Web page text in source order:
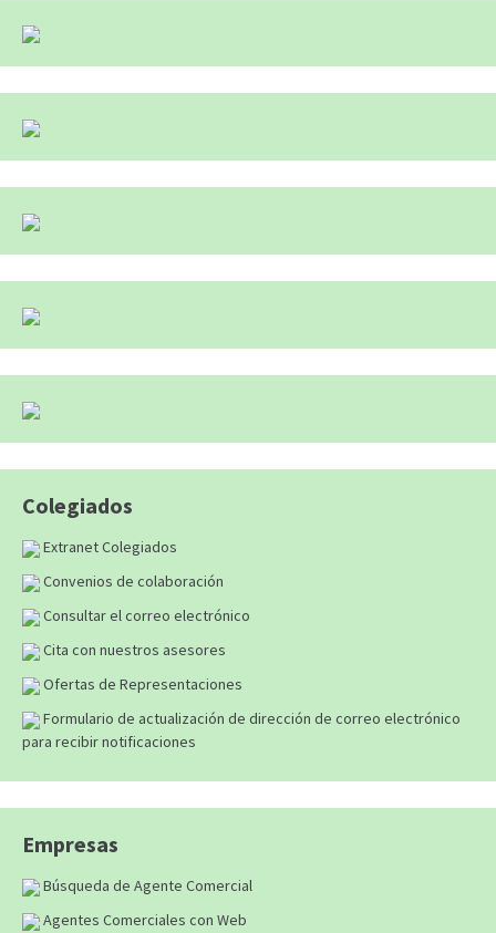
Colegiados
Extranet Colegiados
Convenios de colaboración
Consultar el correo electrónico
Cita con nuestros asesores
Ofertas de Representaciones
Formulario de actualización de dirección de correo electrónico
para recibir notificaciones
Empresas
Búsqueda de Agente Comercial
Agentes Comerciales con Web